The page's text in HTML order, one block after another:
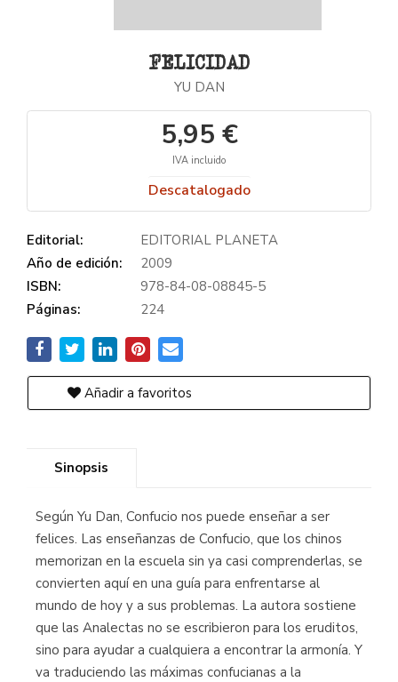
FELICIDAD
YU DAN
5,95 €
IVA incluido
Descatalogado
Editorial:
EDITORIAL PLANETA
Año de edición:
2009
ISBN:
978-84-08-08845-5
Páginas:
224
Añadir a favoritos
Sinopsis
Según Yu Dan, Confucio nos puede enseñar a ser
felices. Las enseñanzas de Confucio, que los chinos
memorizan en la escuela sin ya casi comprenderlas, se
convierten aquí en una guía para enfrentarse al
mundo de hoy y a sus problemas. La autora sostiene
que las Analectas no se escribieron para los eruditos,
sino para ayudar a cualquiera a encontrar la armonía. Y
va traduciendo las máximas confucianas a la